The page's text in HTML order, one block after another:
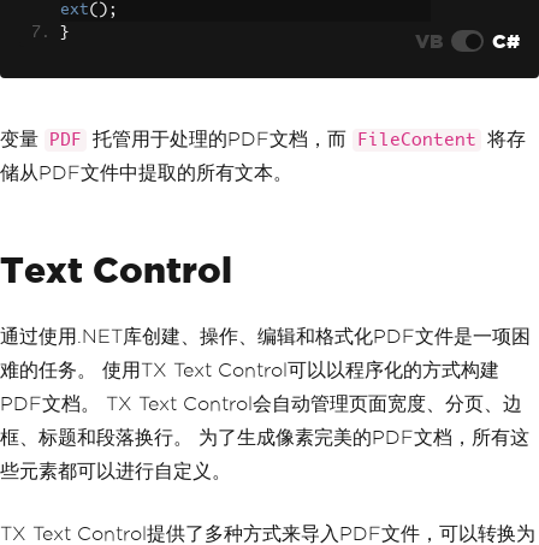
ext();
}
VB C#
变量 PDF 托管用于处理的PDF文档，而 FileContent
将存
储从PDF文件中提取的所有文本。
Text Control
通过使用.NET库创建、操作、编辑和格式化PDF文件是一项困
难的任务。 使用TX Text Control可以以程序化的方式构建
PDF文档。 TX Text Control会自动管理页面宽度、分页、边
框、标题和段落换行。 为了生成像素完美的PDF文档，所有这
些元素都可以进行自定义。
TX Text Control提供了多种方式来导入PDF文件，可以转换为